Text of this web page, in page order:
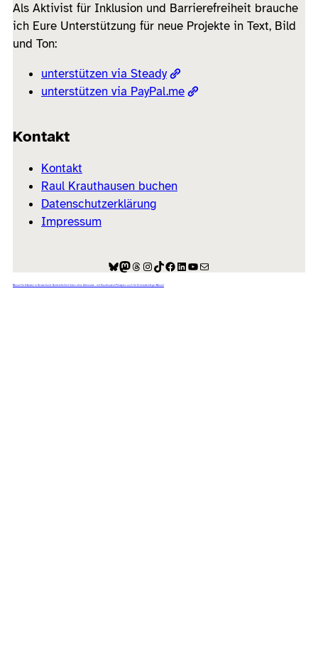
Als Aktivist für Inklusion und Barrierefreiheit brauche
ich Eure Unterstützung für neue Projekte in Text, Bild
und Ton:
unterstützen via Steady
unterstützen via PayPal.me
Kontakt
Kontakt
Raul Krauthausen buchen
Datenschutzerklärung
Impressum
Bluesky
Mastodon
Threads
Instagram
TikTok
Facebook
LinkedIn
YouTube
E-Mail
Manual für Inklusion in Deutschland: Barrierefreiheit leben ohne Alternative – mit Krauthausens Prinzipien auch für Schornsteinfeger Manuel